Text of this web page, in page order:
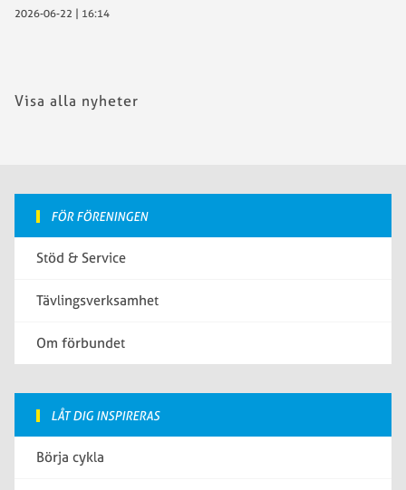
2026-06-22 | 16:14
Visa alla nyheter
FÖR FÖRENINGEN
Stöd & Service
Tävlingsverksamhet
Om förbundet
LÅT DIG INSPIRERAS
Börja cykla